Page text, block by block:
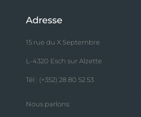
Adresse
15 rue du X Septembre
L-4320 Esch sur Alzette
Tél : (+352) 28 80 52 53
Nous parlons: